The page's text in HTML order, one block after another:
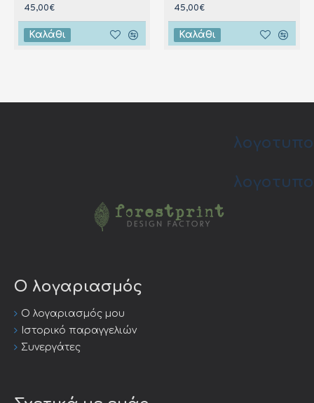
45,00€
Καλάθι
45,00€
Καλάθι
λογοτυπο
λογοτυπο
Ο λογαριασμός
Ο λογαριασμός μου
Ιστορικό παραγγελιών
Συνεργάτες